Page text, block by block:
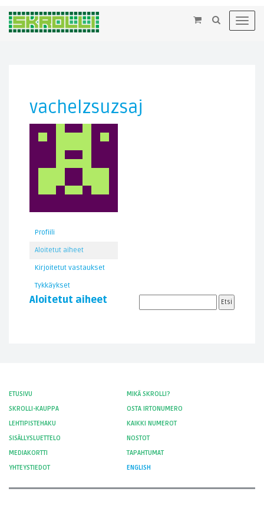
×
vachelzsuzsaj
Profiili
Aloitetut aiheet
Kirjoitetut vastaukset
Tykkäykset
Aloitetut aiheet
ETUSIVU
MIKÄ SKROLLI?
SKROLLI-KAUPPA
OSTA IRTONUMERO
LEHTIPISTEHAKU
KAIKKI NUMEROT
SISÄLLYSLUETTELO
NOSTOT
MEDIAKORTTI
TAPAHTUMAT
YHTEYSTIEDOT
ENGLISH